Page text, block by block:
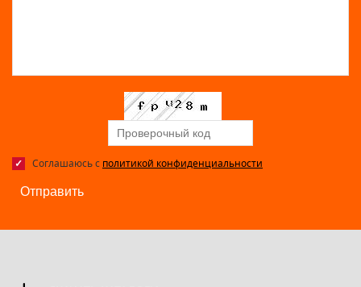
Соглашаюсь с политикой конфиденциальности
Отправить